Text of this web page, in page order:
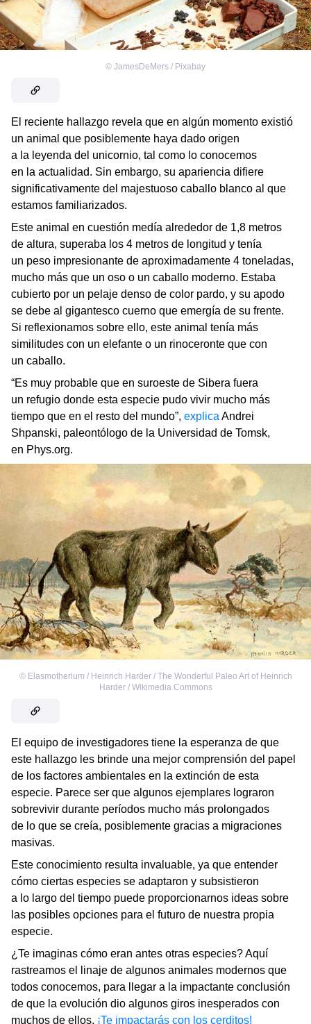
© JamesDeMers / Pixabay
El reciente hallazgo revela que en algún momento existió
un animal que posiblemente haya dado origen
a la leyenda del unicornio, tal como lo conocemos
en la actualidad. Sin embargo, su apariencia difiere
significativamente del majestuoso caballo blanco al que
estamos familiarizados.
Este animal en cuestión medía alrededor de 1,8 metros
de altura, superaba los 4 metros de longitud y tenía
un peso impresionante de aproximadamente 4 toneladas,
mucho más que un oso o un caballo moderno. Estaba
cubierto por un pelaje denso de color pardo, y su apodo
se debe al gigantesco cuerno que emergía de su frente.
Si reflexionamos sobre ello, este animal tenía más
similitudes con un elefante o un rinoceronte que con
un caballo.
“Es muy probable que en suroeste de Sibera fuera
un refugio donde esta especie pudo vivir mucho más
tiempo que en el resto del mundo”, explica Andrei
Shpanski, paleontólogo de la Universidad de Tomsk,
en Phys.org.
© Elasmotherium / Heinrich Harder / The Wonderful Paleo Art of Heinrich
Harder / Wikimedia Commons
El equipo de investigadores tiene la esperanza de que
este hallazgo les brinde una mejor comprensión del papel
de los factores ambientales en la extinción de esta
especie. Parece ser que algunos ejemplares lograron
sobrevivir durante períodos mucho más prolongados
de lo que se creía, posiblemente gracias a migraciones
masivas.
Este conocimiento resulta invaluable, ya que entender
cómo ciertas especies se adaptaron y subsistieron
a lo largo del tiempo puede proporcionarnos ideas sobre
las posibles opciones para el futuro de nuestra propia
especie.
¿Te imaginas cómo eran antes otras especies? Aquí
rastreamos el linaje de algunos animales modernos que
todos conocemos, para llegar a la impactante conclusión
de que la evolución dio algunos giros inesperados con
muchos de ellos. ¡Te impactarás con los cerditos!